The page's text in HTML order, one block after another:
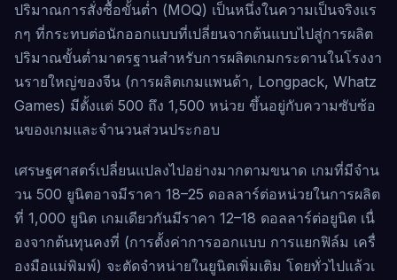
ปริมาณการสั่งซื้อขั้นต่ำ (MOQ) เป็นหนึ่งในความเป็นจริงแร
กๆ ที่กระทบต่อนักออกแบบที่เปลี่ยนจากต้นแบบไปสู่การผลิต
ปริมาณขั้นต่ำมาตรฐานสำหรับการผลิตเกมกระดานในโรงงา
นรายใหญ่ของจีน (การผลิตเกมแพนด้า, Longpack, Whatz
Games) มีตั้งแต่ 500 ถึง 1,500 หน่วย ขึ้นอยู่กับความซับซ้อ
นของเกมและจำนวนส่วนประกอบ
เศรษฐศาสตร์เปลี่ยนแปลงไปอย่างมากตามขนาด เกมที่มีจำน
วน 500 ยูนิตอาจมีราคา 18–25 ดอลลาร์ต่อหน่วยในการผลิต
ที่ 1,000 ยูนิต เกมเดียวกันมีราคา 12–18 ดอลลาร์ต่อยูนิต เนื่
องจากต้นทุนคงที่ (การตั้งค่าการออกแบบ การแยกฟิล์ม เครื่
องมือแม่พิมพ์) จะตัดจำหน่ายในยูนิตเพิ่มเติม โดยทั่วไปแล้วเ